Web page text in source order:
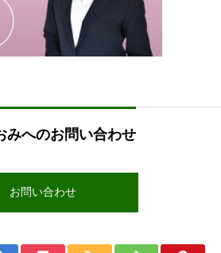
みへのお問い合わせ
お問い合わせ